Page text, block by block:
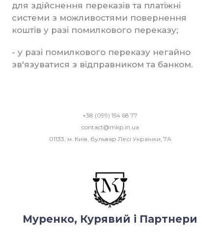
для здійснення переказів та платіжні
системи з можливостями повернення
коштів у разі помилкового переказу;
- у разі помилкового переказу негайно
зв'язуватися з відправником та банком.
+38 (099) 154 68 77
contact@mkp.in.ua
01133, м. Київ, бульвар Лесі Українки, 7А
Муренко, Курявий і Партнери